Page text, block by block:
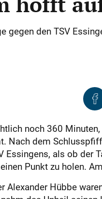
gegen den TSV
noch 360
Nach dem
Essingens, als ob der
Punkt zu holen.
Alexander Hübbe